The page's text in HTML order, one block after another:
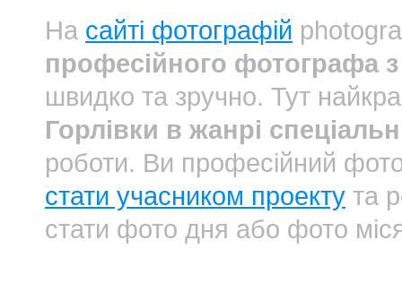
На сайті фотографій
професійного фотографа з
швидко та зручно. Тут
Горлівки в жанрі
роботи. Ви професійний
стати учасником проекту та
стати фото дня або фото